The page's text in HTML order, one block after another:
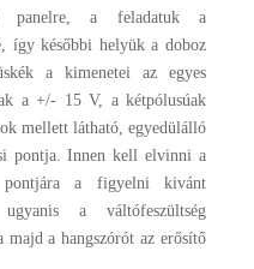
panelre, a feladatuk a
így későbbi helyük a doboz
a kimenetei az egyes
a +/- 15 V, a kétpólusúak
mellett látható, egyedülálló
pontja. Innen kell elvinni a
pontjára a figyelni kivánt
a váltófeszültség
majd a hangszórót az erősítő